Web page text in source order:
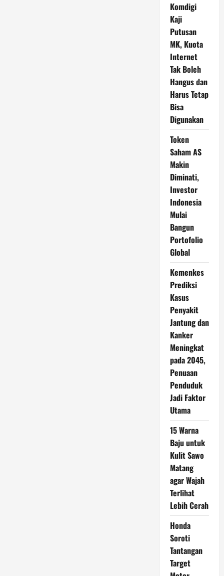
Komdigi
Kaji
Putusan
MK, Kuota
Internet
Tak Boleh
Hangus dan
Harus Tetap
Bisa
Digunakan
Token
Saham AS
Makin
Diminati,
Investor
Indonesia
Mulai
Bangun
Portofolio
Global
Kemenkes
Prediksi
Kasus
Penyakit
Jantung dan
Kanker
Meningkat
pada 2045,
Penuaan
Penduduk
Jadi Faktor
Utama
15 Warna
Baju untuk
Kulit Sawo
Matang
agar Wajah
Terlihat
Lebih Cerah
Honda
Soroti
Tantangan
Target